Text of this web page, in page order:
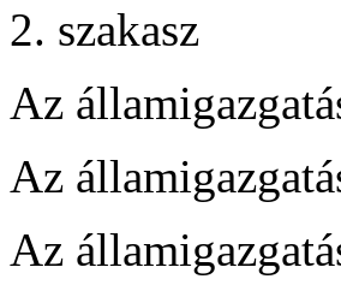
2. szakasz
Az
Az
Az